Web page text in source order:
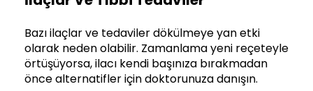
Bazı ilaçlar ve tedaviler dökülmeye yan etki
olarak neden olabilir. Zamanlama yeni reçeteyle
örtüşüyorsa, ilacı kendi başınıza bırakmadan
önce alternatifler için doktorunuza danışın.